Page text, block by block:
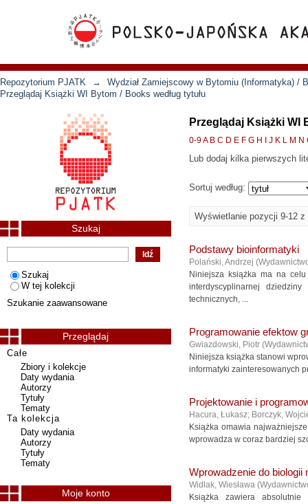
Repozytorium PJATK →
Wydział Zamiejscowy w Bytomiu (Informatyka) /
Przeglądaj Książki WI Bytom / Books według tytułu
Przeglądaj Książki WI
0-9A B C D E F G H J K L M N
Lub dodaj kilka pierwszych
Sortuj według:
Wyświetlanie pozycji 9-12 z
Podstawy bioinformatyki
Polański, Andrzej (
Niniejsza książka ma na
interdyscyplinarnej
technicznych, ...
Programowanie efektow
Gwiazdowski, Piotr (
Niniejsza książka stanowi
informatyki zainteresowanych
Projektowanie i
Hacura, Łukasz; Borczyk,
Książka omawia
wprowadza w coraz bardziej
Wprowadzenie do biologii
Widłak, Wiesława (
Książka zawiera
Szukaj
Szukaj
W tej kolekcji
Szukanie zaawansowane
Przeglądaj
Całe
Zbiory i kolekcje
Daty wydania
Autorzy
Tytuły
Tematy
Ta kolekcja
Daty wydania
Autorzy
Tytuły
Tematy
Moje konto